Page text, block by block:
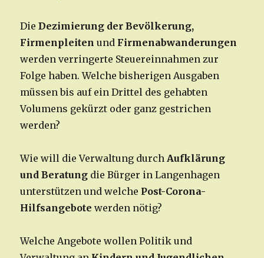
Die Dezimierung der Bevölkerung,
Firmenpleiten und Firmenabwanderungen
werden verringerte Steuereinnahmen zur
Folge haben. Welche bisherigen Ausgaben
müssen bis auf ein Drittel des gehabten
Volumens gekürzt oder ganz gestrichen
werden?
Wie will die Verwaltung durchAufklärung
und Beratung die Bürger in Langenhagen
unterstützen und welche Post-Corona-
Hilfsangebote werden nötig?
Welche Angebote wollen Politik und